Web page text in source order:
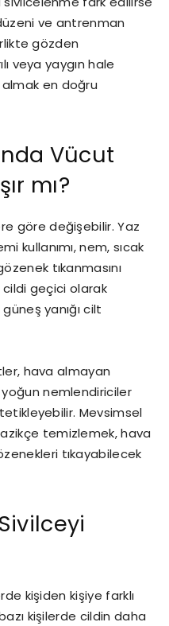
ve antrenman
gözden
veya yaygın hale
en doğru
Vücut
mı?
göre değişebilir. Yaz
kullanımı, nem, sıcak
tıkanmasını
cildi geçici olarak
yanığı cilt
hava almayan
nemlendiriciler
Mevsimsel
temizlemek, hava
tıkayabilecek
kişiden kişiye farklı
kişilerde cildin daha